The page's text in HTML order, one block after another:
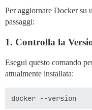
Per aggiornare Docker su
passaggi:
1. Controlla la
Esegui questo comando
attualmente installata: